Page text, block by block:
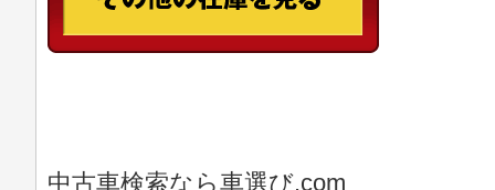
中古車検索なら車選び.com